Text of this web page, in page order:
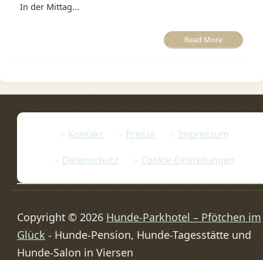
In der Mittag...
Read More
Kontakt Presse
Impressum
Datenschutz
Cookie-Einstellungen
Copyright © 2026 Hunde-Parkhotel – Pfötchen im
Glück - Hunde-Pension, Hunde-Tagesstätte und
Hunde-Salon in Viersen